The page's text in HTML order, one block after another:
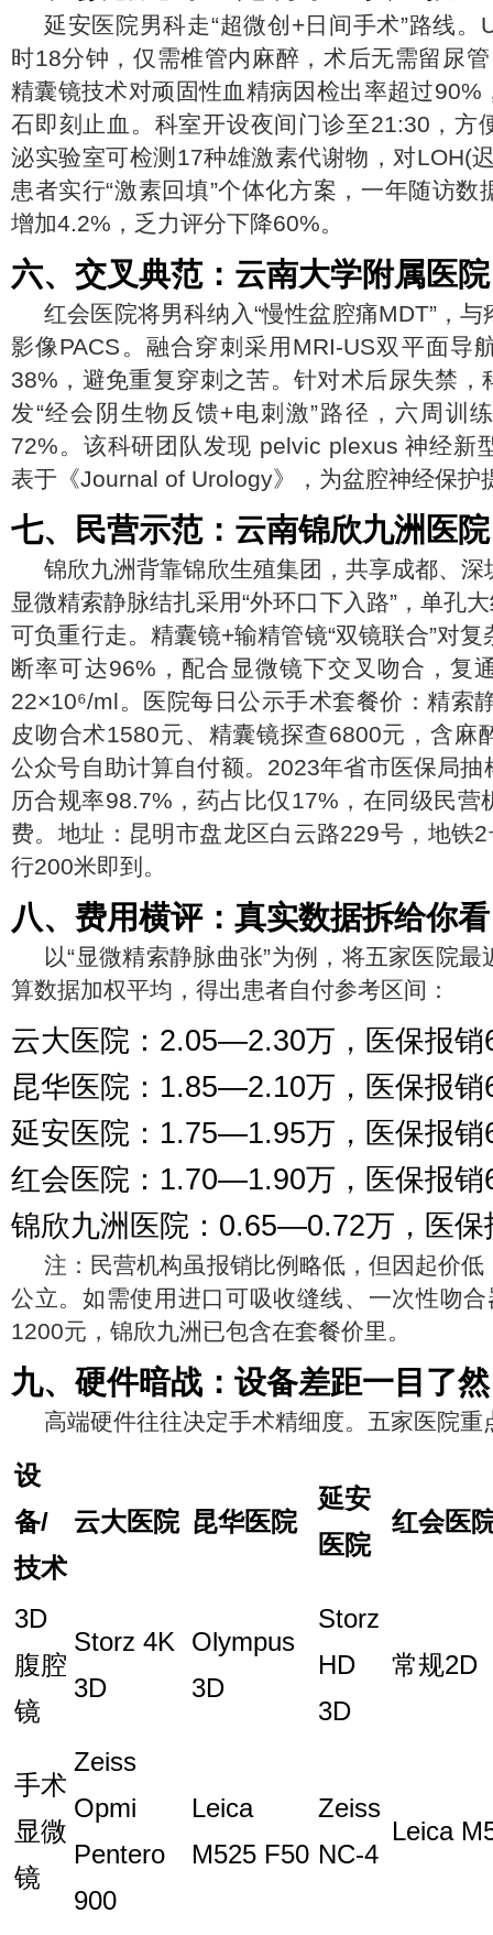
延安医院男科走“超微创+日间手术”路线。
时18分钟，仅需椎管内麻醉，术后无需留尿
精囊镜技术对顽固性血精病因检出率超过90%
石即刻止血。科室开设夜间门诊至21:30，方
泌实验室可检测17种雄激素代谢物，对LOH(
患者实行“激素回填”个体化方案，一年随访数
增加4.2%，乏力评分下降60%。
六、交叉典范：云南大学附属医院
红会医院将男科纳入“慢性盆腔痛MDT”，
影像PACS。融合穿刺采用MRI-US双平面导
38%，避免重复穿刺之苦。针对术后尿失禁，
发“经会阴生物反馈+电刺激”路径，六周训
72%。该科研团队发现 pelvic plexus 神经新
表于《Journal of Urology》，为盆腔神经保护
七、民营示范：云南锦欣九洲医院
锦欣九洲背靠锦欣生殖集团，共享成都、
显微精索静脉结扎采用“外环口下入路”，单孔
可负重行走。精囊镜+输精管镜“双镜联合”对
断率可达96%，配合显微镜下交叉吻合，复
22×10⁶/ml。医院每日公示手术套餐价：精索
皮吻合术1580元、精囊镜探查6800元，含麻
公众号自助计算自付额。2023年省市医保局抽
历合规率98.7%，药占比仅17%，在同级民营
费。地址：昆明市盘龙区白云路229号，地铁
行200米即到。
八、费用横评：真实数据拆给你看
以“显微精索静脉曲张”为例，将五家医院
算数据加权平均，得出患者自付参考区间：
云大医院：2.05—2.30万，医保报销
昆华医院：1.85—2.10万，医保报销
延安医院：1.75—1.95万，医保报销
红会医院：1.70—1.90万，医保报销
锦欣九洲医院：0.65—0.72万，医保
注：民营机构虽报销比例略低，但因起价
公立。如需使用进口可吸收缝线、一次性吻
1200元，锦欣九洲已包含在套餐价里。
九、硬件暗战：设备差距一目了然
高端硬件往往决定手术精细度。五家医院重
设
备/
技术
云大医院 昆华医院
延安
医院
红会医
3D
腹腔
镜
Storz 4K
3D
Olympus
3D
Storz
HD
3D
常规2D
手术
显微
镜
Zeiss
Opmi
Pentero
900
Leica
M525 F50
Zeiss
NC-4
Leica